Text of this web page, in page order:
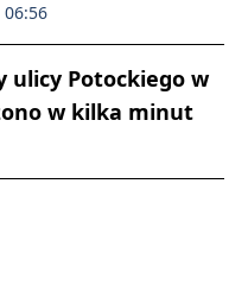
ulicy Potockiego w
w kilka minut